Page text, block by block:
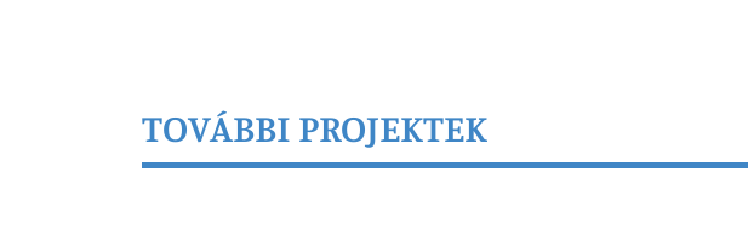
TOVÁBBI PROJEKTEK